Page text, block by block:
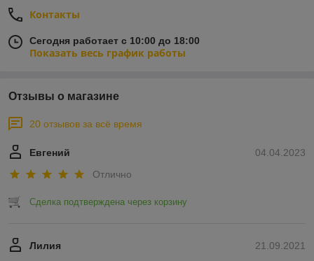
Контакты
Сегодня работает с 10:00 до 18:00
Показать весь график работы
Отзывы о магазине
20 отзывов за всё время
04.04.2023
Евгений
Отлично
Сделка подтверждена через корзину
21.09.2021
Лилия